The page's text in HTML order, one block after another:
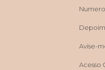
Avise-
Acesso